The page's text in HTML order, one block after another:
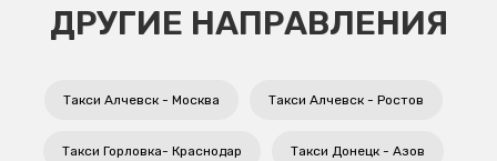
ДРУГИЕ НАПРАВЛЕНИЯ
Такси Алчевск - Москва Такси Алчевск - Ростов
Такси Горловка- Краснодар Такси Донецк - Азов